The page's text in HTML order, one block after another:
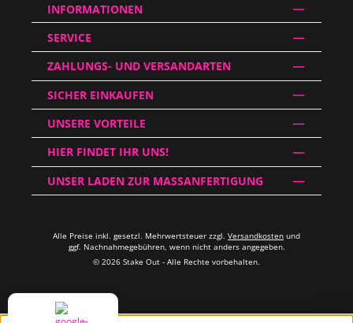
INFORMATIONEN
SERVICE
ZAHLUNGS- UND VERSANDARTEN
SICHER EINKAUFEN
UNSERE VORTEILE
HIER FINDET IHR UNS!
UNSER LADEN ZUR MASSANFERTIGUNG
Alle Preise inkl. gesetzl. Mehrwertsteuer zzgl. Versandkosten und
ggf. Nachnahmegebühren, wenn nicht anders angegeben.
© 2026 Stake Out - Alle Rechte vorbehalten.